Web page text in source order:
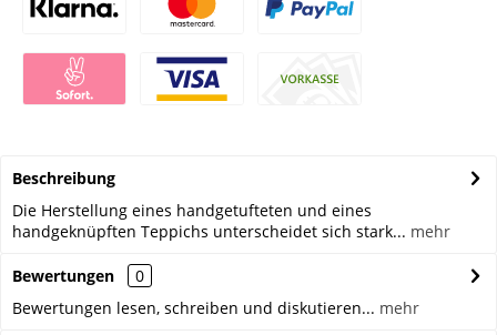
Beschreibung
Die Herstellung eines handgetufteten und eines
handgeknüpften Teppichs unterscheidet sich stark... mehr
Bewertungen
0
Bewertungen lesen, schreiben und diskutieren... mehr